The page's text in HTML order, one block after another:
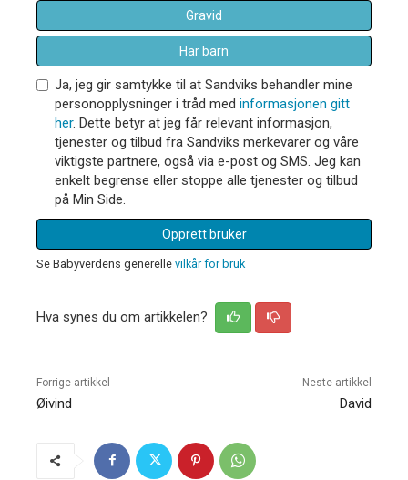
Gravid
Har barn
Ja, jeg gir samtykke til at Sandviks behandler mine
personopplysninger i tråd med informasjonen gitt
her. Dette betyr at jeg får relevant informasjon,
tjenester og tilbud fra Sandviks merkevarer og våre
viktigste partnere, også via e-post og SMS. Jeg kan
enkelt begrense eller stoppe alle tjenester og tilbud
på Min Side.
Opprett bruker
Se Babyverdens generelle vilkår for bruk
Hva synes du om artikkelen?
Forrige artikkel
Øivind
Neste artikkel
David